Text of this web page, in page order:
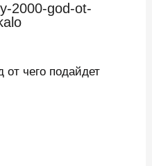
2000-god-ot-
от чего подайдет